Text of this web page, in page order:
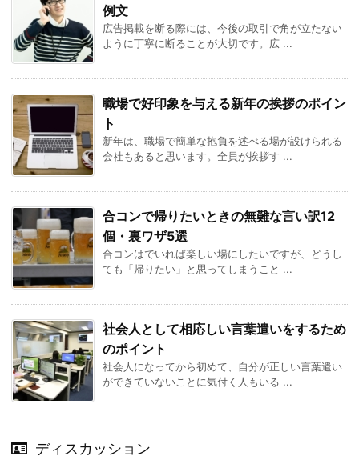
例文
広告掲載を断る際には、今後の取引で角が立たない
ように丁寧に断ることが大切です。広 ...
職場で好印象を与える新年の挨拶のポイン
ト
新年は、職場で簡単な抱負を述べる場が設けられる
会社もあると思います。全員が挨拶す ...
合コンで帰りたいときの無難な言い訳12
個・裏ワザ5選
合コンはでいれば楽しい場にしたいですが、どうし
ても「帰りたい」と思ってしまうこと ...
社会人として相応しい言葉遣いをするため
のポイント
社会人になってから初めて、自分が正しい言葉遣い
ができていないことに気付く人もいる ...
ディスカッション